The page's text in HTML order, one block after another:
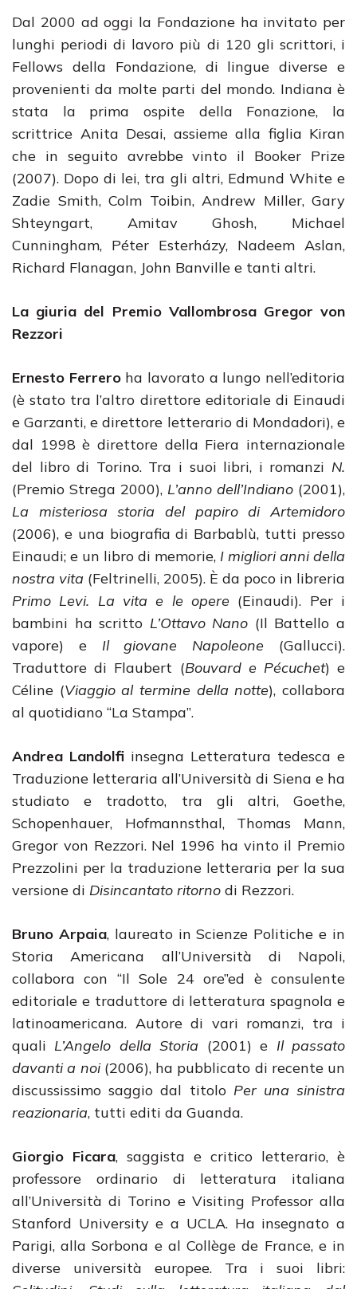
Dal 2000 ad oggi la Fondazione ha invitato per
lunghi periodi di lavoro più di 120 gli scrittori, i
Fellows della Fondazione, di lingue diverse e
provenienti da molte parti del mondo. Indiana è
stata la prima ospite della Fonazione, la
scrittrice Anita Desai, assieme alla figlia Kiran
che in seguito avrebbe vinto il Booker Prize
(2007). Dopo di lei, tra gli altri, Edmund White e
Zadie Smith, Colm Toibin, Andrew Miller, Gary
Shteyngart, Amitav Ghosh, Michael
Cunningham, Péter Esterházy, Nadeem Aslan,
Richard Flanagan, John Banville e tanti altri.
La giuria del Premio Vallombrosa Gregor von
Rezzori
Ernesto Ferreroha lavorato a lungo nell’editoria
(è stato tra l’altro direttore editoriale di Einaudi
e Garzanti, e direttore letterario di Mondadori), e
dal 1998 è direttore della Fiera internazionale
del libro di Torino. Tra i suoi libri, i romanzi N.
(Premio Strega 2000), L’anno dell’Indiano (2001),
La misteriosa storia del papiro di Artemidoro
(2006), e una biografia di Barbablù, tutti presso
Einaudi; e un libro di memorie, I migliori anni della
nostra vita (Feltrinelli, 2005). È da poco in libreria
Primo Levi. La vita e le opere (Einaudi). Per i
bambini ha scritto L’Ottavo Nano (Il Battello a
vapore) e Il giovane Napoleone (Gallucci).
Traduttore di Flaubert (Bouvard e Pécuchet) e
Céline (Viaggio al termine della notte), collabora
al quotidiano “La Stampa”.
Andrea Landolfi insegna Letteratura tedesca e
Traduzione letteraria all’Università di Siena e ha
studiato e tradotto, tra gli altri, Goethe,
Schopenhauer, Hofmannsthal, Thomas Mann,
Gregor von Rezzori. Nel 1996 ha vinto il Premio
Prezzolini per la traduzione letteraria per la sua
versione di Disincantato ritorno di Rezzori.
Bruno Arpaia, laureato in Scienze Politiche e in
Storia Americana all’Università di Napoli,
collabora con “Il Sole 24 ore”ed è consulente
editoriale e traduttore di letteratura spagnola e
latinoamericana. Autore di vari romanzi, tra i
quali L’Angelo della Storia (2001) e Il passato
davanti a noi(2006), ha pubblicato di recente un
discussissimo saggio dal titolo Per una sinistra
reazionaria, tutti editi da Guanda.
Giorgio Ficara, saggista e critico letterario, è
professore ordinario di letteratura italiana
all’Università di Torino e Visiting Professor alla
Stanford University e a UCLA. Ha insegnato a
Parigi, alla Sorbona e al Collège de France, e in
diverse università europee. Tra i suoi libri: